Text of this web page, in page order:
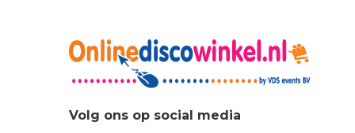
Volg ons op social media